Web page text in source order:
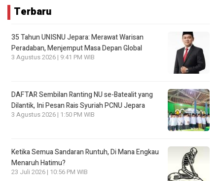
Terbaru
35 Tahun UNISNU Jepara: Merawat Warisan
Peradaban, Menjemput Masa Depan Global
3 Agustus 2026 | 9:41 PM WIB
DAFTAR Sembilan Ranting NU se-Batealit yang
Dilantik, Ini Pesan Rais Syuriah PCNU Jepara
3 Agustus 2026 | 1:50 PM WIB
Ketika Semua Sandaran Runtuh, Di Mana Engkau
Menaruh Hatimu?
23 Juli 2026 | 10:56 PM WIB